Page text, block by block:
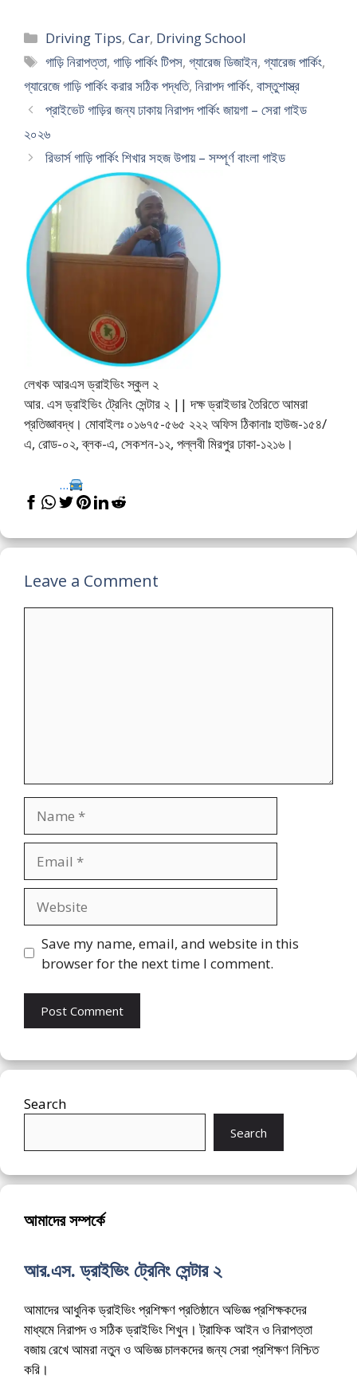
Categories
Driving Tips,Car, Driving School
Tags
গাড়ি নিরাপত্তা,গাড়ি পার্কিং টিপস,গ্যারেজ ডিজাইন,গ্যারেজ পার্কিং,
গ্যারেজে গাড়ি পার্কিং করার সঠিক পদ্ধতি, নিরাপদ পার্কিং, বাস্তুশাস্ত্র
প্রাইভেট গাড়ির জন্য ঢাকায় নিরাপদ পার্কিং জায়গা – সেরা গাইড
২০২৬
রিভার্স গাড়ি পার্কিং শিখার সহজ উপায় – সম্পূর্ণ বাংলা গাইড
লেখক আরএস ড্রাইভিং স্কুল ২
আর. এস ড্রাইভিং ট্রেনিং সেন্টার ২ || দক্ষ ড্রাইভার তৈরিতে আমরা
প্রতিজ্ঞাবদ্ধ। মোবাইলঃ ০১৬৭৫-৫৬৫ ২২২ অফিস ঠিকানাঃ হাউজ-১৫৪/
এ, রোড-০২, ব্লক-এ, সেকশন-১২, পল্লবী মিরপুর ঢাকা-১২১৬।
...
Leave a Comment
Save my name, email, and website in this
browser for the next time I comment.
Search
Search
আমাদের সম্পর্কে
আর.এস. ড্রাইভিং ট্রেনিং সেন্টার ২
আমাদের আধুনিক ড্রাইভিং প্রশিক্ষণ প্রতিষ্ঠানে অভিজ্ঞ প্রশিক্ষকদের
মাধ্যমে নিরাপদ ও সঠিক ড্রাইভিং শিখুন। ট্রাফিক আইন ও নিরাপত্তা
বজায় রেখে আমরা নতুন ও অভিজ্ঞ চালকদের জন্য সেরা প্রশিক্ষণ নিশ্চিত
করি।